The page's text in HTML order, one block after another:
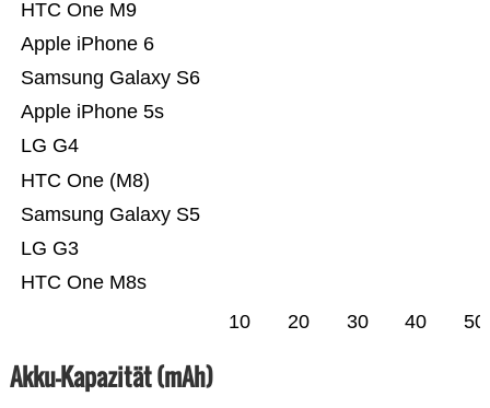
HTC One M8s
LG G3
Samsung Galaxy S5
HTC One (M8)
LG G4
Apple iPhone 5s
Samsung Galaxy S6
Apple iPhone 6
HTC One M9
10 20 30 40 50
Akku-Kapazität (mAh)